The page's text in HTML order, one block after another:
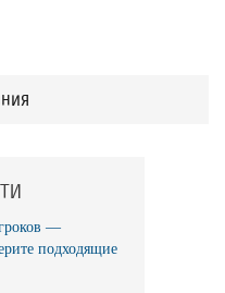
—
подходящие